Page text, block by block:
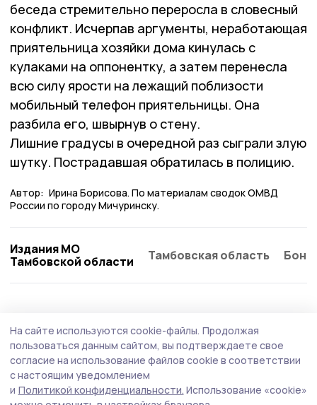
беседа стремительно переросла в словесный
конфликт. Исчерпав аргументы, неработающая
приятельница хозяйки дома кинулась с
кулаками на оппонентку, а затем перенесла
всю силу ярости на лежащий поблизости
мобильный телефон приятельницы. Она
разбила его, швырнув о стену.
Лишние градусы в очередной раз сыграли злую
шутку. Пострадавшая обратилась в полицию.
Автор: Ирина Борисова. По материалам сводок ОМВД
России по городу Мичуринску.
Издания МО
Тамбовской области
Тамбовская область
На сайте используются cookie-файлы. Продолжая
пользоваться данным сайтом, вы подтверждаете свое
согласие на использование файлов cookie в соответствии
с настоящим уведомлением
и Политикой конфиденциальности. Использование «cookie»